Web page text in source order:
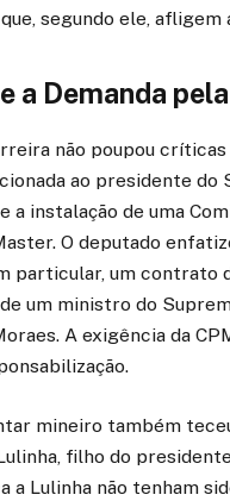
segundo ele, afligem
a Demanda
não poupou
ao presidente do
a instalação de uma
O deputado
particular, um contrato
um ministro do
A exigência da
mineiro também
filho do
Lulinha não tenham